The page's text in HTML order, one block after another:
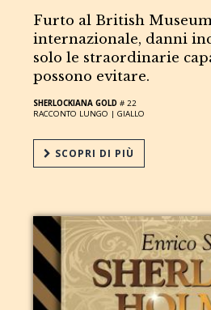
Furto al British
internazionale, danni
solo le straordinarie
possono evitare.
SHERLOCKIANA GOLD # 22
RACCONTO LUNGO |GIALLO
SCOPRI DI PIÙ